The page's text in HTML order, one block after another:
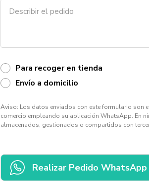
Para recoger en tienda
Envío a domicilio
Aviso: Los datos enviados con este formulario son
comercio empleando su aplicación WhatsApp. En
almacenados, gestionados o compartidos con
Realizar Pedido WhatsApp